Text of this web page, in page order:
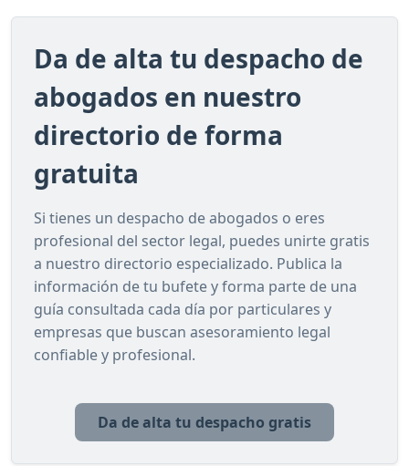
Da de alta tu despacho de
abogados en nuestro
directorio de forma
gratuita
Si tienes un despacho de abogados o eres
profesional del sector legal, puedes unirte gratis
a nuestro directorio especializado. Publica la
información de tu bufete y forma parte de una
guía consultada cada día por particulares y
empresas que buscan asesoramiento legal
confiable y profesional.
Da de alta tu despacho gratis